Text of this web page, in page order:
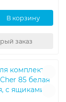
В корзину
заказ